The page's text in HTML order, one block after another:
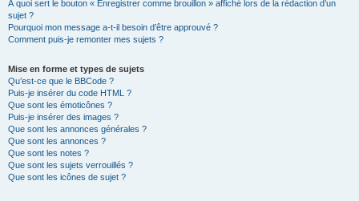
À quoi sert le bouton « Enregistrer comme brouillon » affiché lors de la rédaction d’un
sujet ?
Pourquoi mon message a-t-il besoin d’être approuvé ?
Comment puis-je remonter mes sujets ?
Mise en forme et types de sujets
Qu’est-ce que le BBCode ?
Puis-je insérer du code HTML ?
Que sont les émoticônes ?
Puis-je insérer des images ?
Que sont les annonces générales ?
Que sont les annonces ?
Que sont les notes ?
Que sont les sujets verrouillés ?
Que sont les icônes de sujet ?